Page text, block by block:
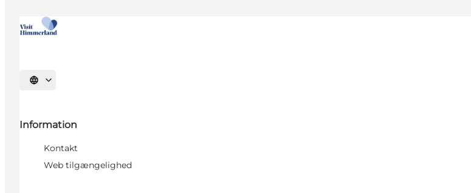
Vælg sprog
Information
Kontakt
Web tilgængelighed